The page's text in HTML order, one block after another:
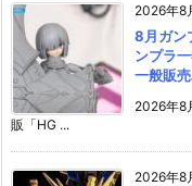
2026年8
8月ガン
ンプラ
一般販売
2026年8
販「HG ...
2026年8